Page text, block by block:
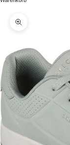
Bild vergrößern